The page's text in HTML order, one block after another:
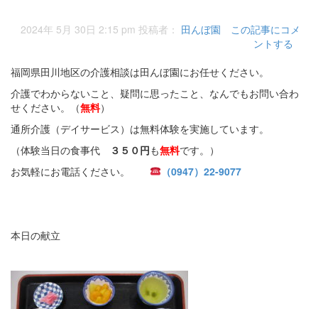
2024年 5月 30日 2:15 pm 投稿者： 田んぼ園
この記事にコメ
ントする
福岡県田川地区の介護相談は田んぼ園にお任せください。
介護でわからないこと、疑問に思ったこと、なんでもお問い合わ
せください。（無料）
通所介護（デイサービス）は無料体験を実施しています。
（体験当日の食事代
３５０円も無料です。）
お気軽にお電話ください。
（0947）22-9077
本日の献立